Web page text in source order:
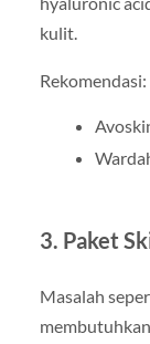
kulit.
Rekomendasi:
3. Paket
Masalah